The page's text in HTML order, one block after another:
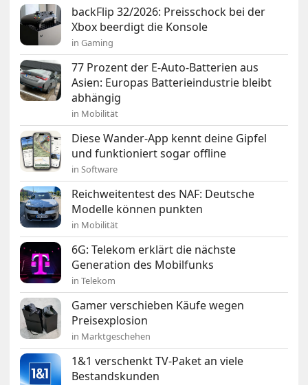
backFlip 32/2026: Preisschock bei der
Xbox beerdigt die Konsole
in Gaming
77 Prozent der E-Auto-Batterien aus
Asien: Europas Batterieindustrie bleibt
abhängig
in Mobilität
Diese Wander-App kennt deine Gipfel
und funktioniert sogar offline
in Software
Reichweitentest des NAF: Deutsche
Modelle können punkten
in Mobilität
6G: Telekom erklärt die nächste
Generation des Mobilfunks
in Telekom
Gamer verschieben Käufe wegen
Preisexplosion
in Marktgeschehen
1&1 verschenkt TV-Paket an viele
Bestandskunden